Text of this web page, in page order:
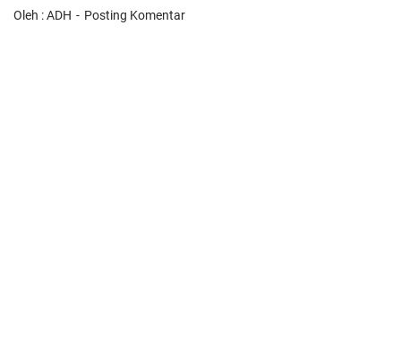
Oleh : ADH Posting Komentar